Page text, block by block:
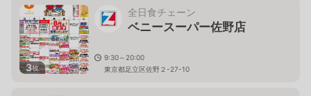
3枚
全日食チェーン
ベニースーパー佐野店
9:30～20:00
東京都足立区佐野２-27-10